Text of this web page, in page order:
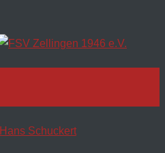
Hans Schuckert